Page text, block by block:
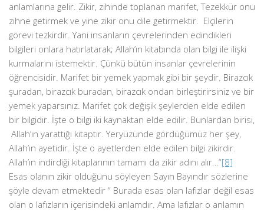
anlamlarına gelir. Zikir, zihinde toplanan marifet, Tezekkür onu
zihne getirmek ve yine zikir onu dile getirmektir. Elçilerin
görevi tezkirdir. Yani insanların çevrelerinden edindikleri
bilgileri onlara hatırlatarak; Allah’ın kitabında olan bilgi ile ilişki
kurmalarını istemektir. Çünkü bütün insanlar çevrelerinin
öğrencisidir. Marifet bir yemek yapmak gibi bir şeydir. Birazcık
şuradan, birazcık buradan, birazcık ondan birleştirirsiniz ve bir
yemek yaparsınız. Marifet çok değişik şeylerden elde edilen
bir bilgidir. İşte o bilgi iki kaynaktan elde edilir. Bunlardan birisi,
Allah’ın yarattığı kitaptır. Yeryüzünde gördüğümüz her şey,
Allah’ın ayetidir. İşte o ayetlerden elde edilen bilgi zikirdir.
Allah’ın indirdiği kitaplarının tamamı da zikir adını alır…“[8]
Esas olanın zikir olduğunu söyleyen Sayın Bayındır sözlerine
şöyle devam etmektedir “ Burada esas olan lafızlar değil esas
olan o lafızların içerisindeki anlamdır. Ama lafızlar o anlamın